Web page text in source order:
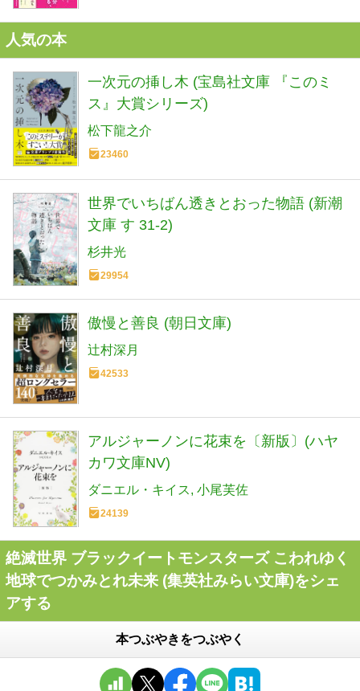
人気の本
一次元の挿し木 (宝島社文庫 『このミ
ス』大賞シリーズ)
松下龍之介
23460
世界でいちばん透きとおった物語 (新潮
文庫 す 31-2)
杉井光
29954
傲慢と善良 (朝日文庫)
辻村深月
42533
アルジャーノンに花束を〔新版〕(ハヤ
カワ文庫NV)
ダニエル・キイス 小尾芙佐
24139
絶滅世界 ブラックイートモンスターズ こわれゆく
地球でつかみとれ未来 (集英社みらい文庫)をシェ
アする
本つぶやきをつぶやく